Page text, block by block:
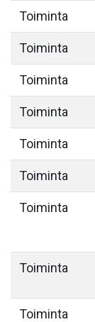
Toiminta
Toiminta
Toiminta
Toiminta
Toiminta
Toiminta
Toiminta
Toiminta
Toiminta